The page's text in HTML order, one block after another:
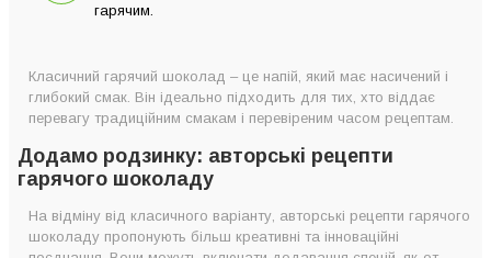
гарячим.
Класичний гарячий шоколад – це напій, який має насичений і
глибокий смак. Він ідеально підходить для тих, хто віддає
перевагу традиційним смакам і перевіреним часом рецептам.
Додамо родзинку: авторські рецепти
гарячого шоколаду
На відміну від класичного варіанту, авторські рецепти гарячого
шоколаду пропонують більш креативні та інноваційні